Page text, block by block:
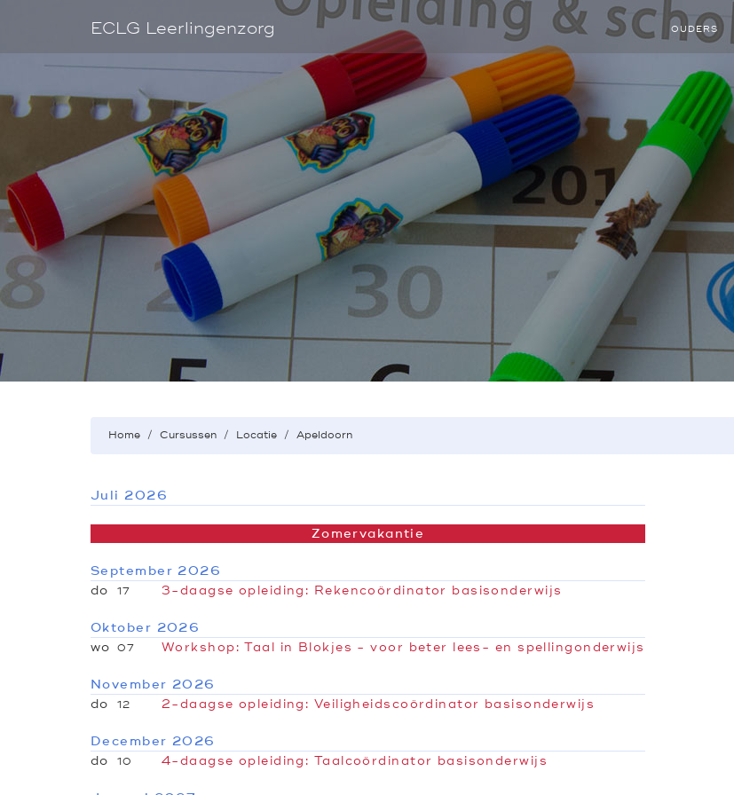
ECLG Leerlingenzorg OUDERS
Home Cursussen Locatie Apeldoorn
Juli 2026
Zomervakantie
September 2026
do 17 3-daagse opleiding: Rekencoördinator basisonderwijs
Oktober 2026
wo 07 Workshop:Taal in Blokjes - voor beter lees- en spellingonderwijs
November 2026
do 12 2-daagse opleiding: Veiligheidscoördinator basisonderwijs
December 2026
do 10 4-daagse opleiding: Taalcoördinator basisonderwijs